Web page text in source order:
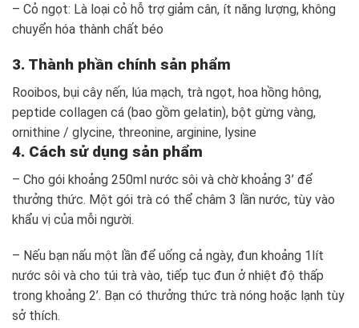
– Cỏ ngọt: Là loại cỏ hỗ trợ giảm cân, ít năng lượng, không
chuyển hóa thành chất béo
3. Thành phần chính sản phẩm
Rooibos, bụi cây nến, lúa mạch, trà ngọt, hoa hồng hông,
peptide collagen cá (bao gồm gelatin), bột gừng vàng,
ornithine / glycine, threonine, arginine, lysine
4. Cách sử dụng sản phẩm
– Cho gói khoảng 250ml nước sôi và chờ khoảng 3’ để
thưởng thức. Một gói trà có thể châm 3 lần nước, tùy vào
khẩu vị của mỗi người.
– Nếu bạn nấu một lần để uống cả ngày, đun khoảng 1lít
nước sôi và cho túi trà vào, tiếp tục đun ở nhiệt độ thấp
trong khoảng 2’. Bạn có thưởng thức trà nóng hoặc lạnh tùy
sở thích.